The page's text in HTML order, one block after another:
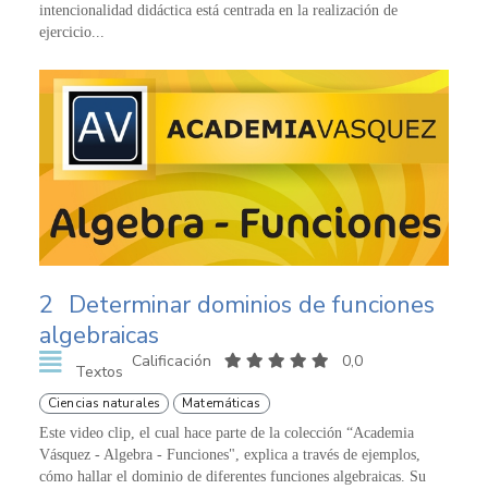
intencionalidad didáctica está centrada en la realización de
ejercicio...
2 Determinar dominios de funciones
algebraicas
Textos
Calificación 0,0
Ciencias naturales Matemáticas
Este video clip, el cual hace parte de la colección “Academia
Vásquez - Algebra - Funciones", explica a través de ejemplos,
cómo hallar el dominio de diferentes funciones algebraicas. Su